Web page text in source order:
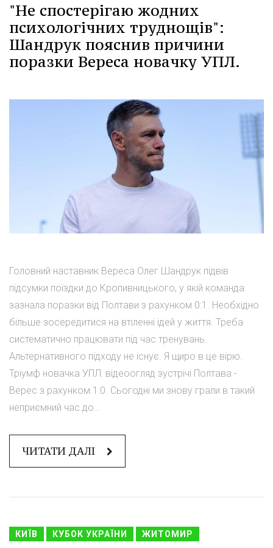
"Не спостерігаю жодних
психологічних труднощів":
Шандрук пояснив причини
поразки Вереса новачку УПЛ.
Головний наставник Вереса Олег Шандрук підвів
підсумки поїздки до Кропивницького, у якій команда
зазнала поразки від Полтави з рахунком 0:1. Необхідно
більше зосередитися на втіленні ідей у життя. Треба
систематично працювати під час тренувань.
Альтернативного підходу не існує. Я щиро в це вірю.
Тріумф новачка УПЛ: відеоогляд зустрічі Полтава -
Верес з рахунком 1:0. Сьогодні ми знову грали в такий
неприємний час до...
ЧИТАТИ ДАЛІ
КИЇВ КУБОК УКРАЇНИ ЖИТОМИР